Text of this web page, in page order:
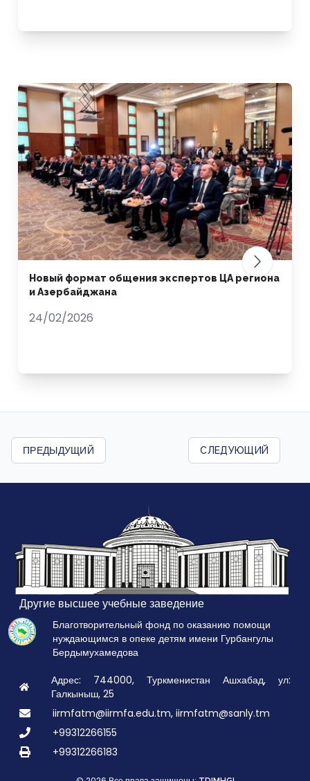
Новый формат общения экспертов ЦА региона
и Азербайджана
24/02/2026
ПРЕДЫДУЩИЙ СЛЕДУЮЩИЙ
Другие высшее учебные заведение
Благотворительный фонд по оказанию помощи
нуждающимся в опеке детям имени Гурбангулы
Бердымухамедова
Адрес: 744000, Туркменистан Ашхабад, ул:
Галкыныш, 25
iirmfatm@iirmfa.edu.tm, iirmfatm@sanly.tm
+99312266155
+99312266183